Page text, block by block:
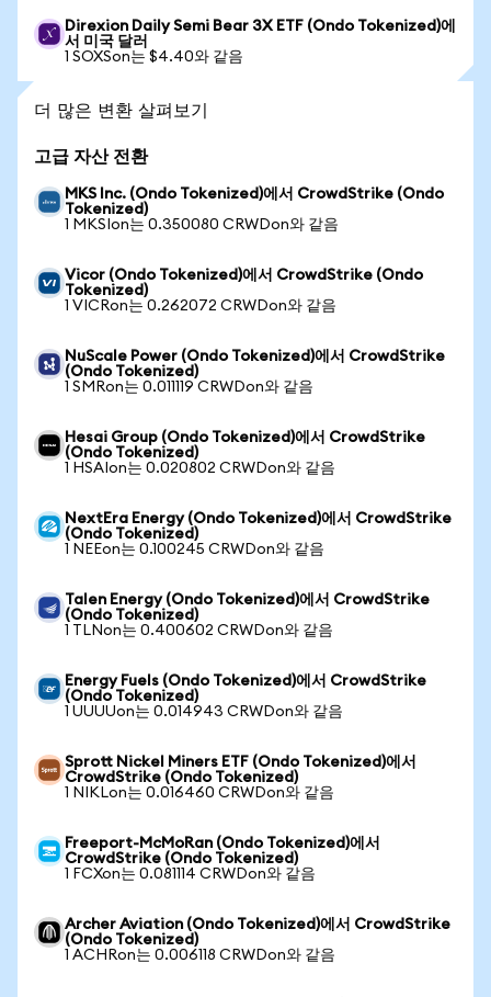
Direxion Daily Semi Bear 3X ETF (Ondo Tokenized)에
서 미국 달러
1 SOXSon는 $4.40와 같음
더 많은 변환 살펴보기
고급 자산 전환
MKS Inc. (Ondo Tokenized)에서 CrowdStrike (Ondo
Tokenized)
1 MKSIon는 0.350080 CRWDon와 같음
Vicor (Ondo Tokenized)에서 CrowdStrike (Ondo
Tokenized)
1 VICRon는 0.262072 CRWDon와 같음
NuScale Power (Ondo Tokenized)에서 CrowdStrike
(Ondo Tokenized)
1 SMRon는 0.011119 CRWDon와 같음
Hesai Group (Ondo Tokenized)에서 CrowdStrike
(Ondo Tokenized)
1 HSAIon는 0.020802 CRWDon와 같음
NextEra Energy (Ondo Tokenized)에서 CrowdStrike
(Ondo Tokenized)
1 NEEon는 0.100245 CRWDon와 같음
Talen Energy (Ondo Tokenized)에서 CrowdStrike
(Ondo Tokenized)
1 TLNon는 0.400602 CRWDon와 같음
Energy Fuels (Ondo Tokenized)에서 CrowdStrike
(Ondo Tokenized)
1 UUUUon는 0.014943 CRWDon와 같음
Sprott Nickel Miners ETF (Ondo Tokenized)에서
CrowdStrike (Ondo Tokenized)
1 NIKLon는 0.016460 CRWDon와 같음
Freeport-McMoRan (Ondo Tokenized)에서
CrowdStrike (Ondo Tokenized)
1 FCXon는 0.081114 CRWDon와 같음
Archer Aviation (Ondo Tokenized)에서 CrowdStrike
(Ondo Tokenized)
1 ACHRon는 0.006118 CRWDon와 같음